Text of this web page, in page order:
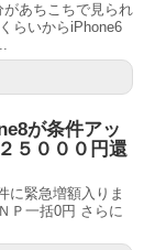
あちこちで見られ
らいからiPhone6
が条件アッ
５０００円還
に緊急増額入りま
Ｐ一括0円 さらに